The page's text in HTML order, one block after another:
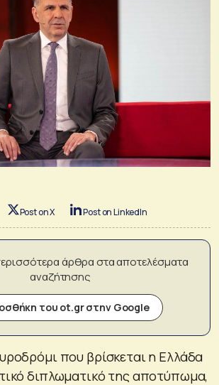
Post on X Post on LinkedIn
άρθρα στα αποτελέσματα
αναζήτησης
του ot.gr στην Google
που βρίσκεται η Ελλάδα
διπλωματικό της αποτύπωμα,